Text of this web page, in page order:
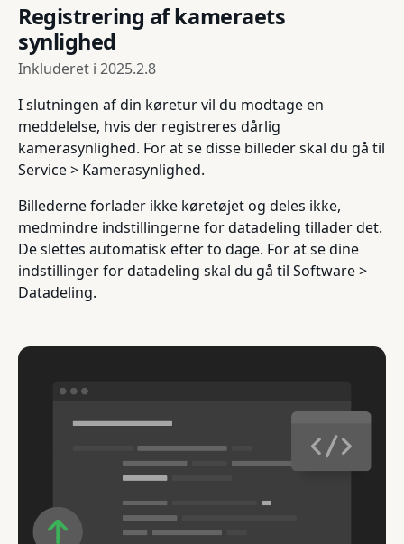
Registrering af kameraets
synlighed
Inkluderet i 2025.2.8
I slutningen af din køretur vil du modtage en
meddelelse, hvis der registreres dårlig
kamerasynlighed. For at se disse billeder skal du gå til
Service > Kamerasynlighed.
Billederne forlader ikke køretøjet og deles ikke,
medmindre indstillingerne for datadeling tillader det.
De slettes automatisk efter to dage. For at se dine
indstillinger for datadeling skal du gå til Software >
Datadeling.